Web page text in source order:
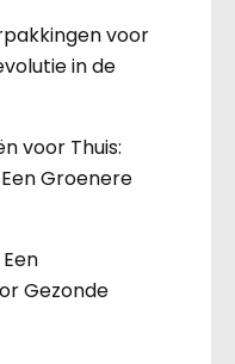
voor
in de
voor Thuis:
Groenere
Gezonde